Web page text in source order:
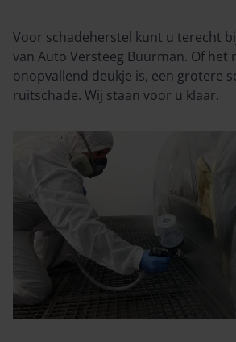
Voor schadeherstel kunt u terecht
van Auto Versteeg Buurman. Of het
onopvallend deukje is, een grotere
ruitschade. Wij staan voor u klaar.